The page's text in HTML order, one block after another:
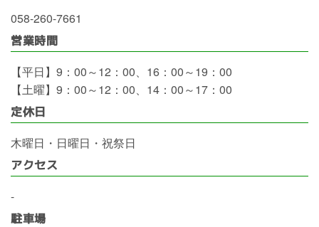
058-260-7661
営業時間
【平日】9：00～12：00、16：00～19：00
【土曜】9：00～12：00、14：00～17：00
定休日
木曜日・日曜日・祝祭日
アクセス
-
駐車場